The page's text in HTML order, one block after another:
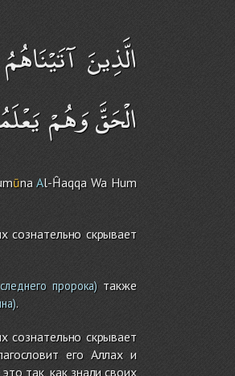
الَّذِينَ
الْحَقَّ وَهُمْ
ūnaAl-Ĥaqqa Wa Hum
сознательно скрывает
пророка) также
.
сознательно скрывает
его Аллах и
так, как знали своих